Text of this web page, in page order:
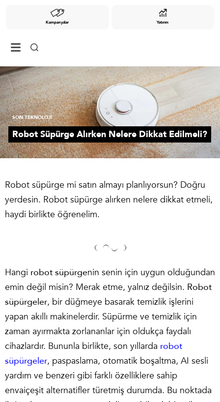
Kampanyalar Yatırım
SON TEKNOLOJİ
Robot Süpürge Alırken Nelere Dikkat Edilmeli?
Robot süpürge mi satın almayı planlıyorsun? Doğru
yerdesin. Robot süpürge alırken nelere dikkat etmeli,
haydi birlikte öğrenelim.
Hangi robot süpürgenin senin için uygun olduğundan
emin değil misin? Merak etme, yalnız değilsin. Robot
süpürgeler, bir düğmeye basarak temizlik işlerini
yapan akıllı makinelerdir. Süpürme ve temizlik için
zaman ayırmakta zorlananlar için oldukça faydalı
cihazlardır. Bununla birlikte, son yıllarda robot
süpürgeler, paspaslama, otomatik boşaltma, AI sesli
yardım ve benzeri gibi farklı özelliklere sahip
envaiçeşit alternatifler türetmiş durumda. Bu noktada